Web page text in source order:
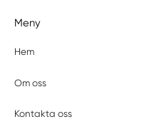
Meny
Hem
Om oss
Kontakta oss